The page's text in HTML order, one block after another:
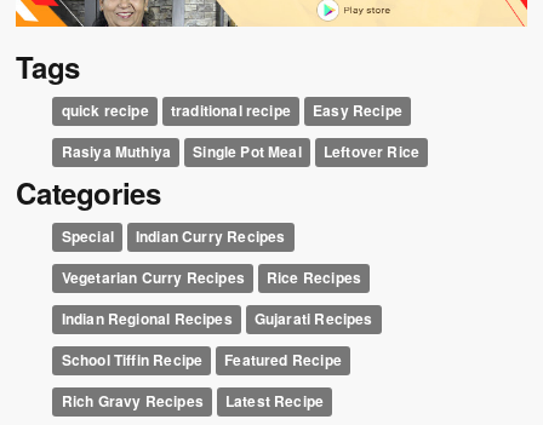
Tags
quick recipe traditional recipe
Easy Recipe
Rasiya Muthiya
Single Pot Meal Leftover Rice
Categories
Special
Indian Curry Recipes
Vegetarian Curry Recipes
Rice Recipes
Indian Regional Recipes
Gujarati Recipes
School Tiffin Recipe
Featured Recipe
Rich Gravy Recipes
Latest Recipe